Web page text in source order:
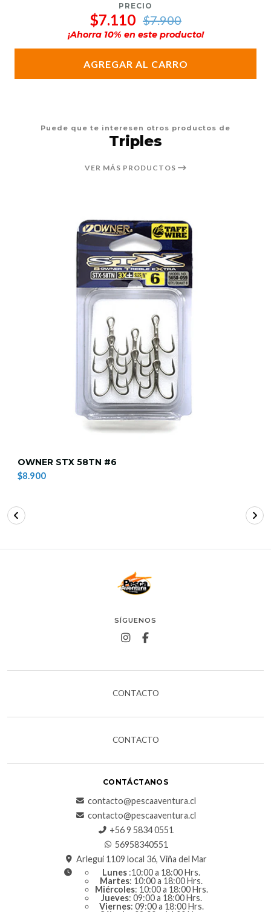
PRECIO
$7.110 $7.900
¡Ahorra 10% en este producto!
AGREGAR AL CARRO
Puede que te interesen otros productos de
Triples
VER MÁS PRODUCTOS
OWNER STX 58TN #6
$8.900
SÍGUENOS
CONTACTO
CONTACTO
CONTÁCTANOS
contacto@pescaaventura.cl
contacto@pescaaventura.cl
+56 9 5834 0551
56958340551
Arlegui 1109 local 36, Viña del Mar
Lunes :10:00 a 18:00 Hrs.
Martes: 10:00 a 18:00 Hrs.
Miércoles: 10:00 a 18:00 Hrs.
Jueves: 09:00 a 18:00 Hrs.
Viernes: 09:00 a 18:00 Hrs.